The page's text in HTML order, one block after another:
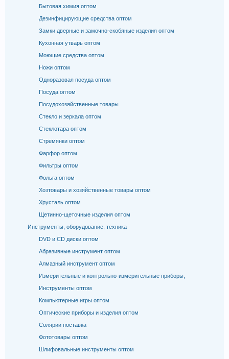
Бытовая химия оптом
Дезинфицирующие средства оптом
Замки дверные и замочно-скобяные изделия оптом
Кухонная утварь оптом
Моющие средства оптом
Ножи оптом
Одноразовая посуда оптом
Посуда оптом
Посудохозяйственные товары
Стекло и зеркала оптом
Стеклотара оптом
Стремянки оптом
Фарфор оптом
Фильтры оптом
Фольга оптом
Хозтовары и хозяйственные товары оптом
Хрусталь оптом
Щетинно-щеточные изделия оптом
Инструменты, оборудование, техника
DVD и CD диски оптом
Абразивные инструмент оптом
Алмазный инструмент оптом
Измерительные и контрольно-измерительные приборы,
Инструменты оптом
Компьютерные игры оптом
Оптические приборы и изделия оптом
Солярии поставка
Фототовары оптом
Шлифовальные инструменты оптом